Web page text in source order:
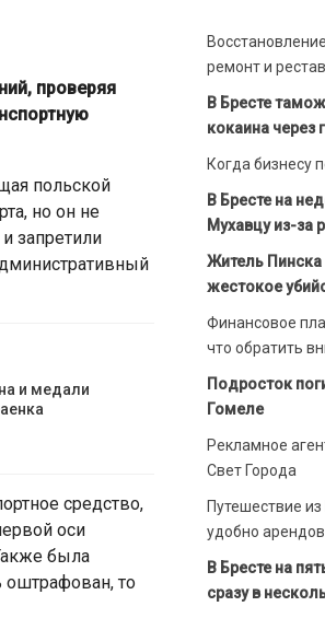
проверяя
польской
но он не
запретили
и медали
средство,
оси
была
оштрафован, то
ремонт и
В Бресте
кокаина через
Когда бизнесу
В Бресте на
Мухавцу из-за
Житель Пинска
жестокое
Финансовое
что обратить
Подросток
Гомеле
Рекламное
Свет Города
Путешествие
удобно
В Бресте на
сразу в